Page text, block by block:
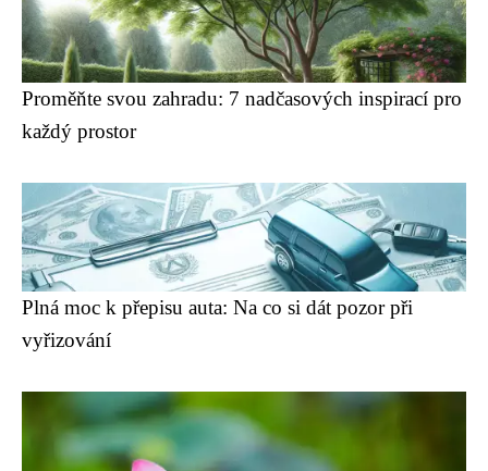
Proměňte svou zahradu: 7 nadčasových inspirací pro
každý prostor
Plná moc k přepisu auta: Na co si dát pozor při
vyřizování